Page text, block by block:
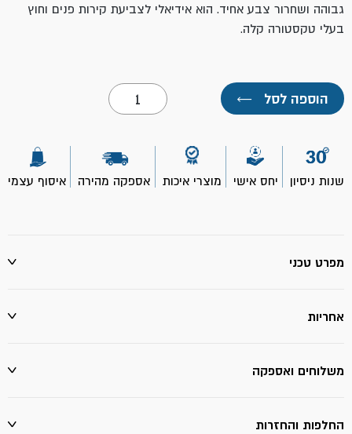
גבוהה ושחרור צבע אחיד. הוא אידיאלי לצביעת קירות פנים וחוץ
בעלי טקסטורה קלה.
הוספה לסל ←
כמות
של
רולר
פוליאמיד/פוליאסטר
סוגי
שנות ניסיון יחס אישי מוצרי איכות אספקה מהירה איסוף עצמי
מפרט טכני
אחריות
משלוחים ואספקה
החלפות והחזרות